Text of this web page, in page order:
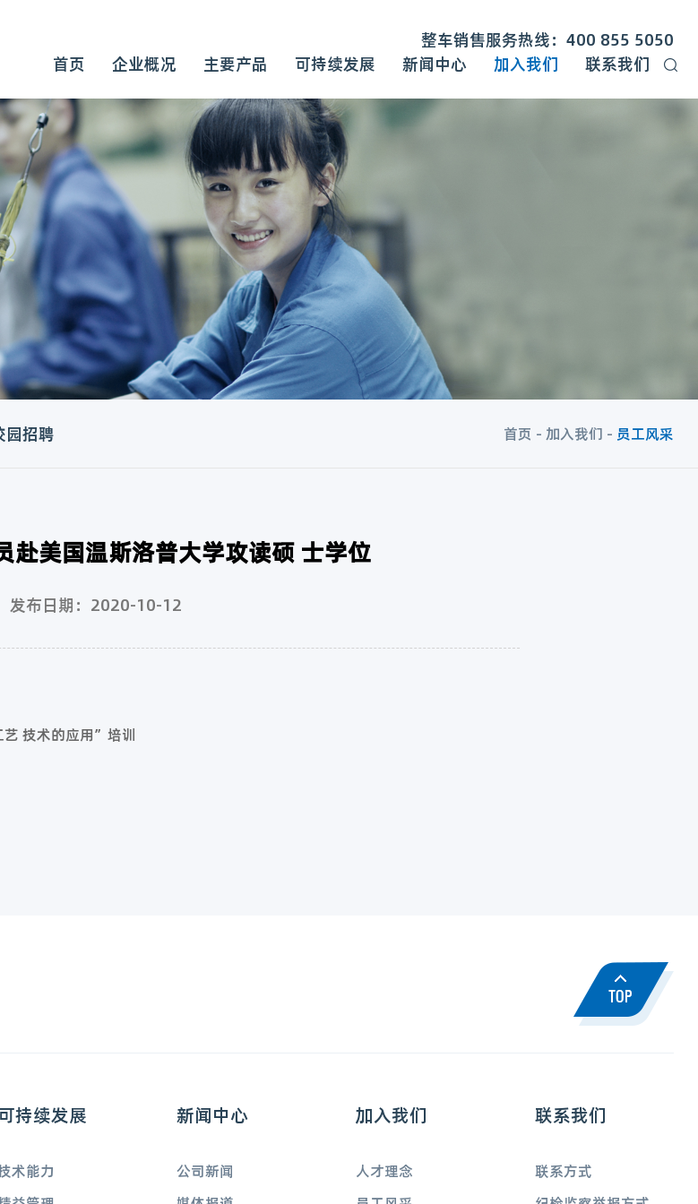
整车销售服务热线：400 855 5050
首页
企业概况 主要产品 可持续发展 新闻中心 加入我们 联系我们
首页 - 加入我们 - 员工风采
园招聘
赴美国温斯洛普大学攻读硕 士学位
发布日期：2020-10-12
技术的应用”培训
持续发展
术能力
新闻中心
公司新闻
加入我们
人才理念
联系我们
联系方式